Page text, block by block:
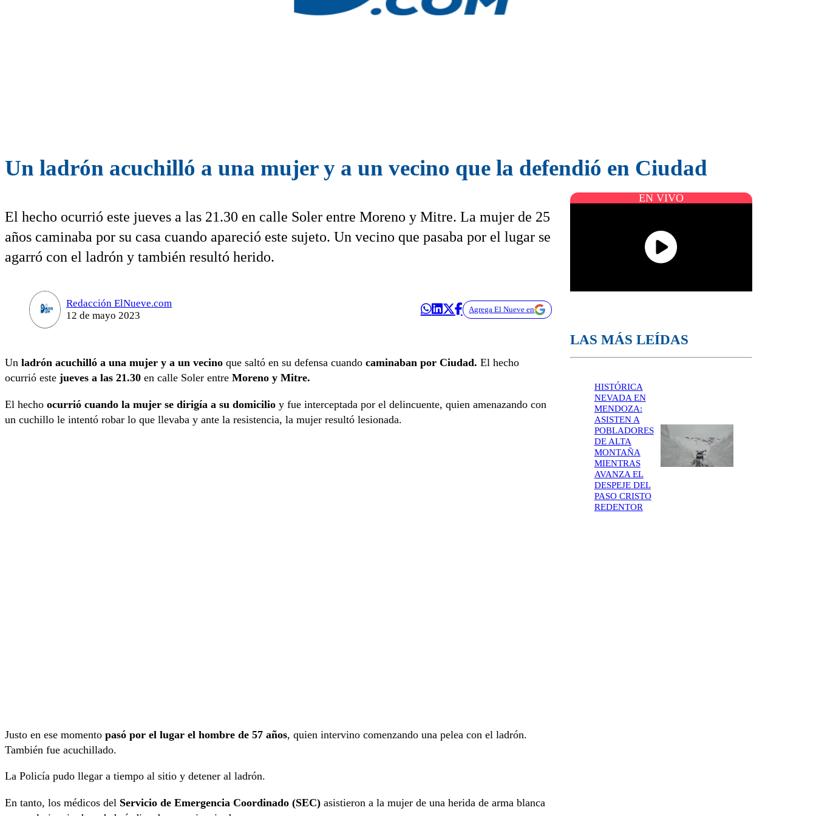
Un ladrón acuchilló a una mujer y a un vecino que la defendió en Ciudad
El hecho ocurrió este jueves a las 21.30 en calle Soler entre Moreno y Mitre. La mujer de 25
años caminaba por su casa cuando apareció este sujeto. Un vecino que pasaba por el lugar se
agarró con el ladrón y también resultó herido.
Redacción ElNueve.com
12 de mayo 2023
Agrega El Nueve en
Un ladrón acuchilló a una mujer y a un vecino que saltó en su defensa cuando caminaban por Ciudad. El hecho
ocurrió este jueves a las 21.30 en calle Soler entre Moreno y Mitre.
El hecho ocurrió cuando la mujer se dirigía a su domicilio y fue interceptada por el delincuente, quien amenazando con
un cuchillo le intentó robar lo que llevaba y ante la resistencia, la mujer resultó lesionada.
Justo en ese momento pasó por el lugar el hombre de 57 años, quien intervino comenzando una pelea con el ladrón.
También fue acuchillado.
La Policía pudo llegar a tiempo al sitio y detener al ladrón.
En tanto, los médicos del Servicio de Emergencia Coordinado (SEC) asistieron a la mujer de una herida de arma blanca
EN VIVO
LAS MÁS LEÍDAS
HISTÓRICA
NEVADA EN
MENDOZA:
ASISTEN A
POBLADORES
DE ALTA
MONTAÑA
MIENTRAS
AVANZA EL
DESPEJE DEL
PASO CRISTO
REDENTOR